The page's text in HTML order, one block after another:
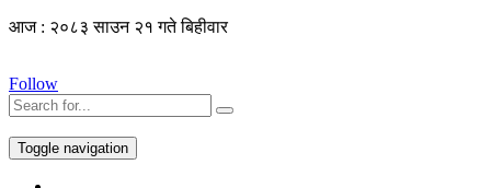
आज : २०८३ साउन २१ गते बिहीवार
Follow
Toggle navigation